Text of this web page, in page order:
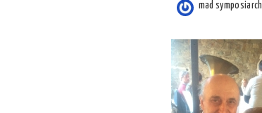
Posted
mad symposiarch